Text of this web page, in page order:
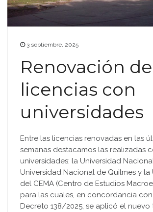
3 septiembre, 2025
Renovación de
licencias con
universidades
Entre las licencias renovadas en las
semanas destacamos las realizadas
universidades: la Universidad
Universidad Nacional de Quilmes y la
del CEMA (Centro de Estudios
para las cuales, en concordancia
Decreto 138/2025, se aplicó el nuevo